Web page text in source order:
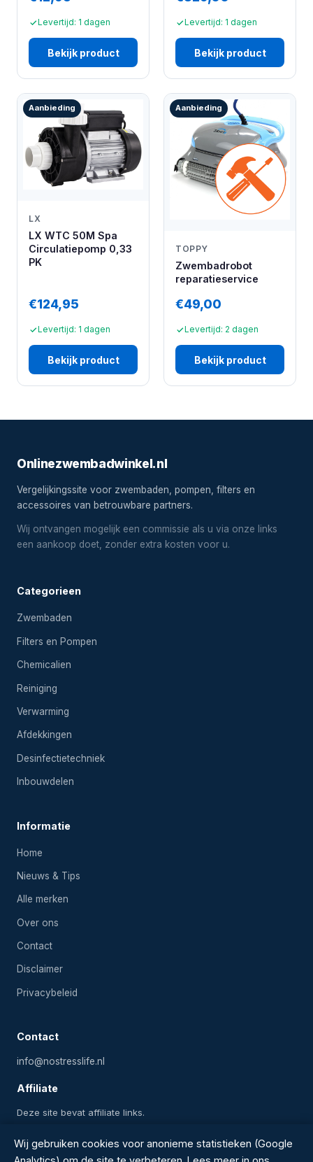
Levertijd: 1 dagen
Bekijk product
Levertijd: 1 dagen
Bekijk product
Aanbieding
LX
LX WTC 50M Spa
Circulatiepomp 0,33
PK
€124,95
Levertijd: 1 dagen
Bekijk product
Aanbieding
TOPPY
Zwembadrobot
reparatieservice
€49,00
Levertijd: 2 dagen
Bekijk product
Onlinezwembadwinkel.nl
Vergelijkingssite voor zwembaden, pompen, filters en
accessoires van betrouwbare partners.
Wij ontvangen mogelijk een commissie als u via onze links
een aankoop doet, zonder extra kosten voor u.
Categorieen
Zwembaden
Filters en Pompen
Chemicalien
Reiniging
Verwarming
Afdekkingen
Desinfectietechniek
Inbouwdelen
Informatie
Home
Nieuws & Tips
Alle merken
Over ons
Contact
Disclaimer
Privacybeleid
Contact
info@nostresslife.nl
Affiliate
Deze site bevat affiliate links.
Wij gebruiken cookies voor anonieme statistieken (Google